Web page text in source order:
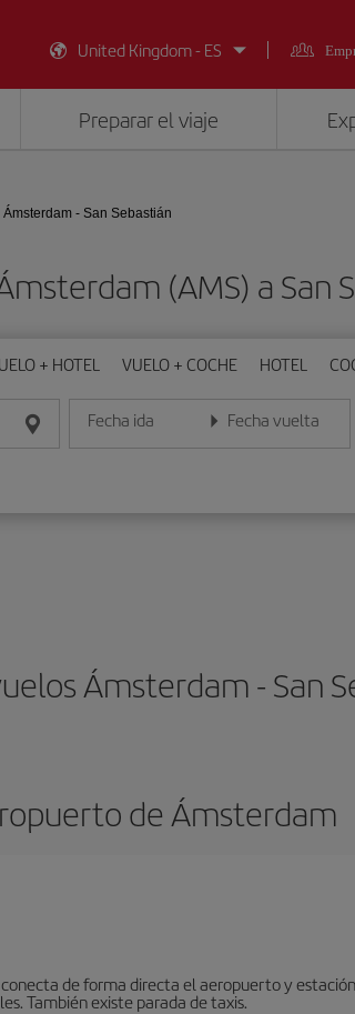
United Kingdom - ES
Preparar el viaje
Ámsterdam - San Sebastián
(AMS) a San
+ HOTEL VUELO + COCHE HOTEL
Fecha ida
Introduce la fecha en formato día/mes/año
Fecha vuelta
Introduce la fecha en
Ámsterdam - San
de Ámsterdam
de forma directa el aeropuerto y
También existe parada de taxis.